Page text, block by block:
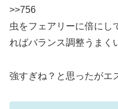
>>756
虫をフェアリーに倍にし
ればバランス調整うまく
強すぎね？と思ったがエ